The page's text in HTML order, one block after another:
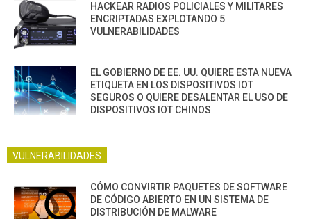
HACKEAR RADIOS POLICIALES Y MILITARES
ENCRIPTADAS EXPLOTANDO 5
VULNERABILIDADES
EL GOBIERNO DE EE. UU. QUIERE ESTA NUEVA
ETIQUETA EN LOS DISPOSITIVOS IOT
SEGUROS O QUIERE DESALENTAR EL USO DE
DISPOSITIVOS IOT CHINOS
VULNERABILIDADES
CÓMO CONVIRTIR PAQUETES DE SOFTWARE
DE CÓDIGO ABIERTO EN UN SISTEMA DE
DISTRIBUCIÓN DE MALWARE